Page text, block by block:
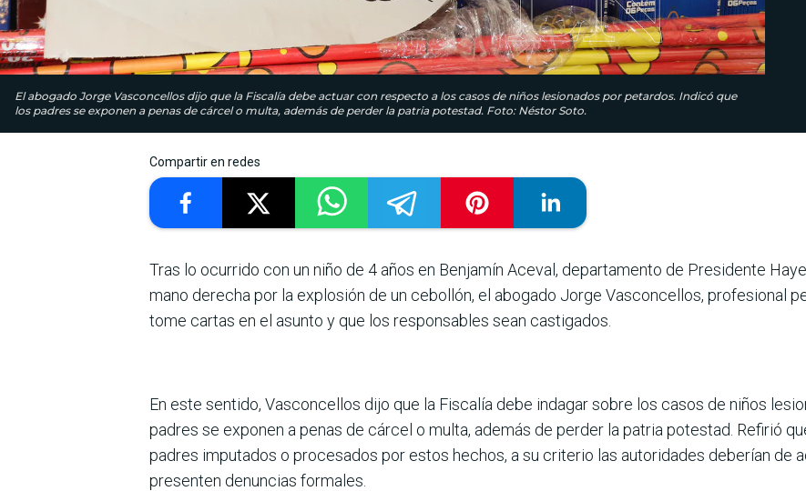
El abogado Jorge Vasconcellos dijo que la Fiscalía debe actuar con respecto a los casos de niños lesionados por petardos. Indicó que
los padres se exponen a penas de cárcel o multa, además de perder la patria potestad. Foto: Néstor Soto.
Compartir en redes
Tras lo ocurrido con un niño de 4 años en Benjamín Aceval, departamento de Presidente
mano derecha por la explosión de un cebollón, el abogado Jorge Vasconcellos, profesional
tome cartas en el asunto y que los responsables sean castigados.
En este sentido, Vasconcellos dijo que la Fiscalía debe indagar sobre los casos de niños
padres se exponen a penas de cárcel o multa, además de perder la patria potestad. Refirió
padres imputados o procesados por estos hechos, a su criterio las autoridades deberían de
presenten denuncias formales.